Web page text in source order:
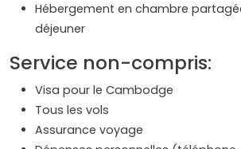
Hébergement en chambre
déjeuner
Service non-compris:
Visa pour le Cambodge
Tous les vols
Assurance voyage